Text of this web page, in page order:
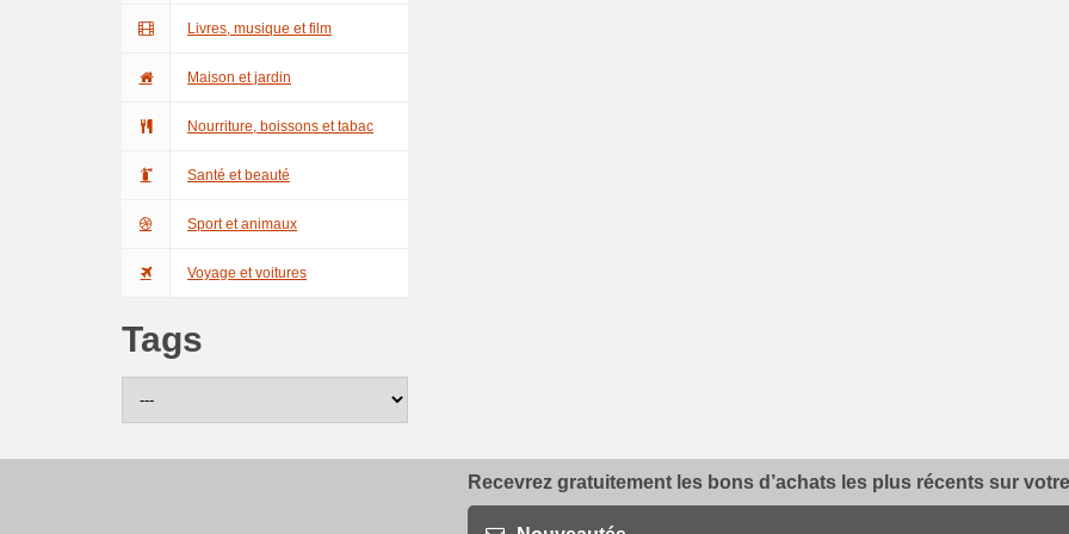
Livres, musique et film
Maison et jardin
Nourriture, boissons et tabac
Santé et beauté
Sport et animaux
Voyage et voitures
Tags
Recevrez gratuitement les bons d’achats les plus récents sur